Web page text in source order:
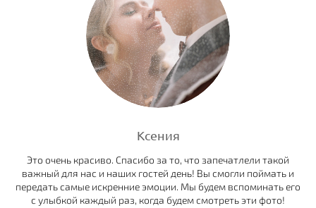
Ксения
Это очень красиво. Спасибо за то, что запечатлели такой
важный для нас и наших гостей день! Вы смогли поймать и
передать самые искренние эмоции. Мы будем вспоминать его
с улыбкой каждый раз, когда будем смотреть эти фото!